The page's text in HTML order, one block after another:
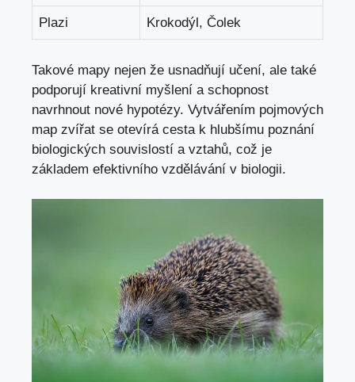
Plazi Krokodýl, Čolek
Takové mapy nejen že usnadňují učení, ale také
podporují kreativní myšlení a schopnost
navrhnout nové hypotézy. Vytvářením pojmových
map zvířat se otevírá cesta k hlubšímu poznání
biologických souvislostí a vztahů, což je
základem efektivního vzdělávání v biologii.